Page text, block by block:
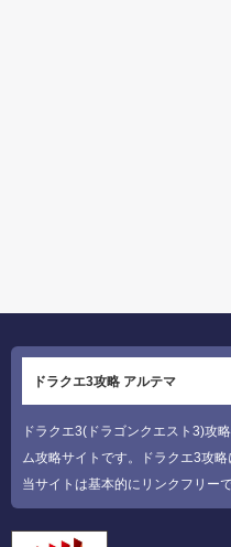
ドラクエ3攻略 アルテマ
ドラクエ3(ドラゴンクエスト3)攻
ム攻略サイトです。ドラクエ3攻略
当サイトは基本的にリンクフリーで